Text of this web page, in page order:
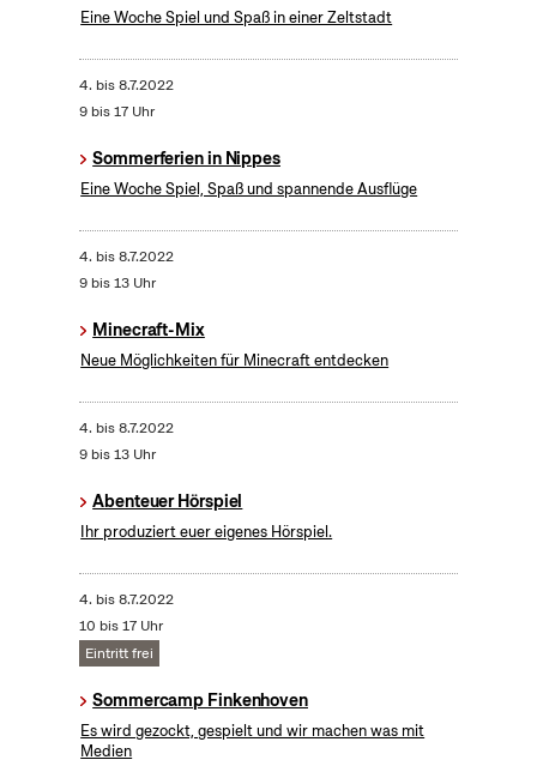
Eine Woche Spiel und Spaß in einer Zeltstadt
4. bis8.7.2022
9 bis 17 Uhr
Sommerferien in Nippes
Eine Woche Spiel, Spaß und spannende Ausflüge
4. bis8.7.2022
9 bis 13 Uhr
Minecraft-Mix
Neue Möglichkeiten für Minecraft entdecken
4. bis8.7.2022
9 bis 13 Uhr
Abenteuer Hörspiel
Ihr produziert euer eigenes Hörspiel.
4. bis8.7.2022
10 bis 17 Uhr
Eintritt frei
Sommercamp Finkenhoven
Es wird gezockt, gespielt und wir machen was mit
Medien